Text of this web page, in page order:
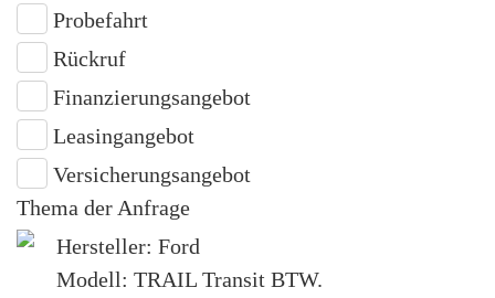
Probefahrt
Rückruf
Finanzierungsangebot
Leasingangebot
Versicherungsangebot
Thema der Anfrage
Hersteller: Ford
Modell: TRAIL Transit BTW.